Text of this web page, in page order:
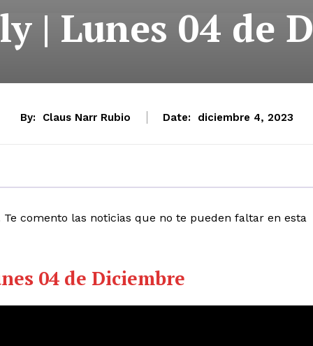
| Lunes 04 de
By: Claus Narr Rubio Date: diciembre 4, 2023
Te comento las noticias que no te pueden faltar en esta
04 de Diciembre